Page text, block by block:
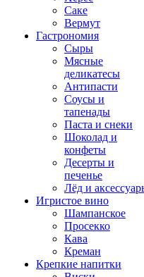
Саке
Вермут
Гастрономия
Сыры
Мясные
деликатесы
Антипасти
Соусы и
тапенады
Паста и снеки
Шоколад и
конфеты
Десерты и
печенье
Лёд и
Игристое вино
Шампанское
Просекко
Кава
Креман
Крепкие напитки